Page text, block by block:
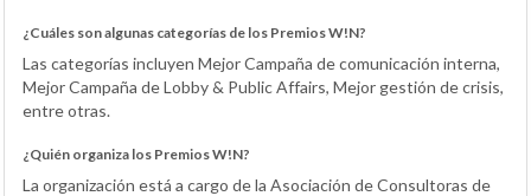
¿Cuáles son algunas categorías de los Premios W!N?
Las categorías incluyen Mejor Campaña de comunicación interna,
Mejor Campaña de Lobby & Public Affairs, Mejor gestión de crisis,
entre otras.
¿Quién organiza los Premios W!N?
La organización está a cargo de la Asociación de Consultoras de